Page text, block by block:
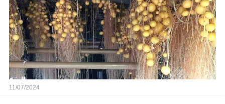
11/07/2024